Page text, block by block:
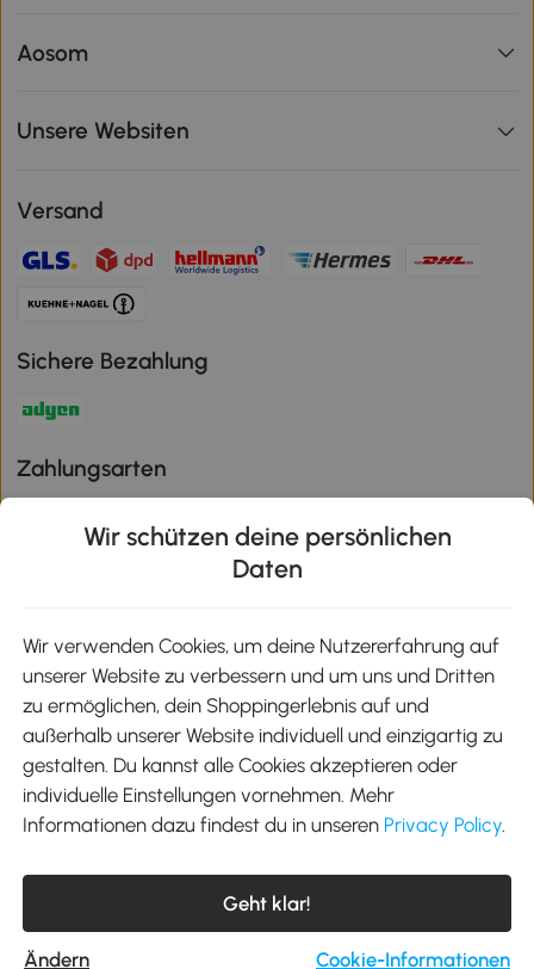
Aosom
Unsere Websiten
Versand
Sichere Bezahlung
Zahlungsarten
Aosom-App
Google Play
Tel.: +49 40 87408465
kontakt@aosom.de
Telefonservice Mo.-Fr. 9:00-17:30 Uhr
MH Handel GmbH, Wendenstraße 309, 20537 Hamburg
Wir schützen deine persönlichen
Daten
Wir verwenden Cookies, um deine Nutzererfahrung auf
unserer Website zu verbessern und um uns und Dritten
zu ermöglichen, dein Shoppingerlebnis auf und
außerhalb unserer Website individuell und einzigartig zu
gestalten. Du kannst alle Cookies akzeptieren oder
individuelle Einstellungen vornehmen. Mehr
Informationen dazu findest du in unseren Privacy Policy.
Geht klar!
Ändern Cookie-Informationen